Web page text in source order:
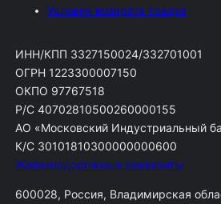
Условия возврата товара
ИНН/КПП 3327150024/332701001
ОГРН 1223300007150
ОКПО 97767518
Р/С 40702810500260000155
АО «Московский Индустриальный
К/С 30101810300000000600
Железнодорожные реквизиты
600028, Россия, Владимирская